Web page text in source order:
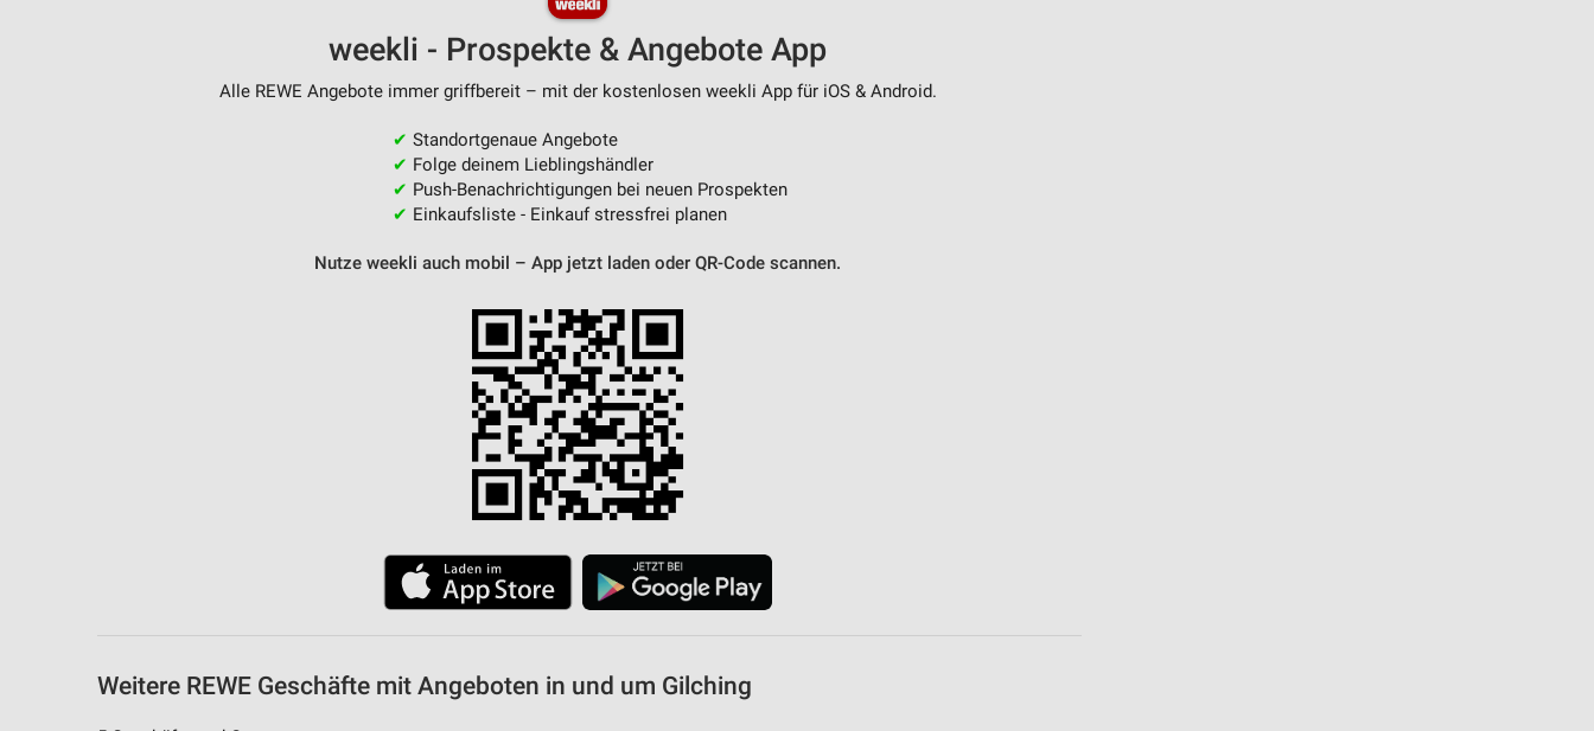
weekli - Prospekte & Angebote App
Alle REWE Angebote immer griffbereit – mit der kostenlosen weekli App für iOS & Android.
✔ Standortgenaue Angebote
✔ Folge deinem Lieblingshändler
✔ Push-Benachrichtigungen bei neuen Prospekten
✔ Einkaufsliste - Einkauf stressfrei planen
Nutze weekli auch mobil – App jetzt laden oder QR-Code scannen.
Weitere REWE Geschäfte mit Angeboten in und um Gilching